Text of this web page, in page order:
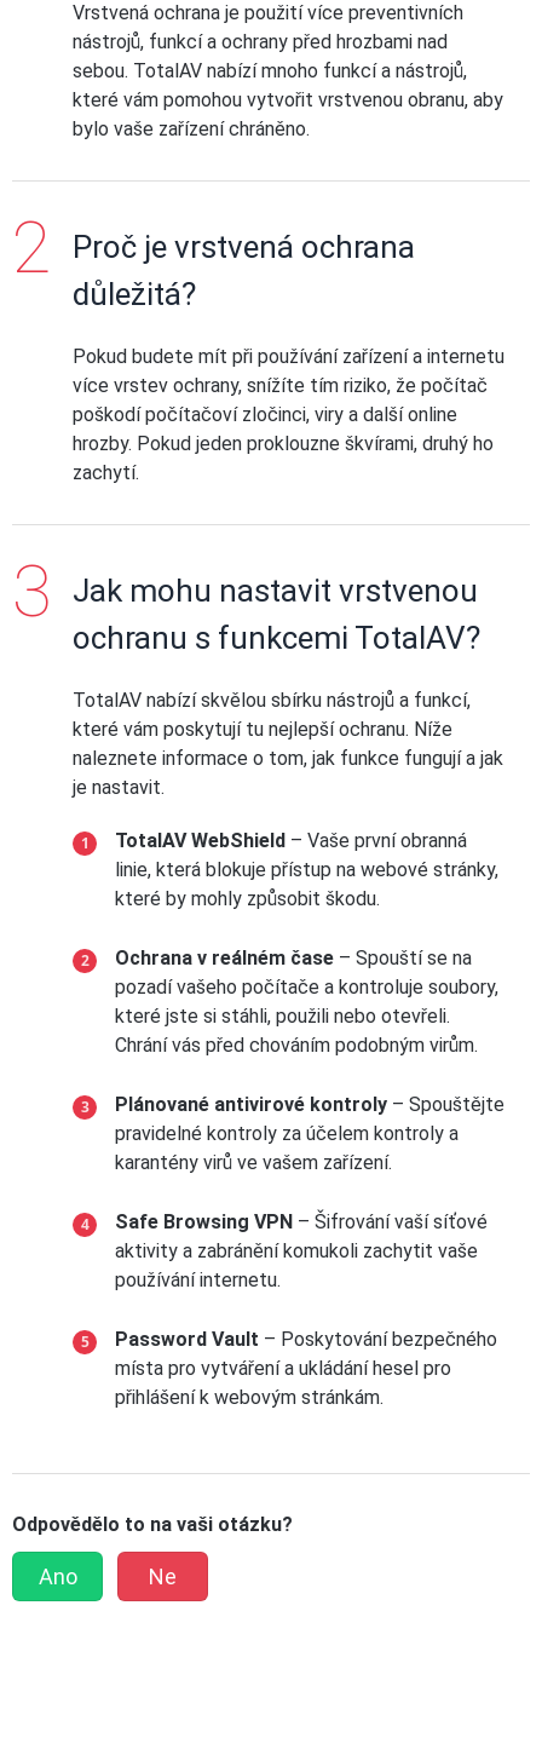
Vrstvená ochrana je použití více preventivních
nástrojů, funkcí a ochrany před hrozbami nad
sebou. TotalAV nabízí mnoho funkcí a nástrojů,
které vám pomohou vytvořit vrstvenou obranu, aby
bylo vaše zařízení chráněno.
Proč je vrstvená ochrana
důležitá?
Pokud budete mít při používání zařízení a internetu
více vrstev ochrany, snížíte tím riziko, že počítač
poškodí počítačoví zločinci, viry a další online
hrozby. Pokud jeden proklouzne škvírami, druhý ho
zachytí.
Jak mohu nastavit vrstvenou
ochranu s funkcemi TotalAV?
TotalAV nabízí skvělou sbírku nástrojů a funkcí,
které vám poskytují tu nejlepší ochranu. Níže
naleznete informace o tom, jak funkce fungují a jak
je nastavit.
TotalAV WebShield – Vaše první obranná
linie, která blokuje přístup na webové stránky,
které by mohly způsobit škodu.
Ochrana v reálném čase – Spouští se na
pozadí vašeho počítače a kontroluje soubory,
které jste si stáhli, použili nebo otevřeli.
Chrání vás před chováním podobným virům.
Plánované antivirové kontroly – Spouštějte
pravidelné kontroly za účelem kontroly a
karantény virů ve vašem zařízení.
Safe Browsing VPN – Šifrování vaší síťové
aktivity a zabránění komukoli zachytit vaše
používání internetu.
Password Vault – Poskytování bezpečného
místa pro vytváření a ukládání hesel pro
přihlášení k webovým stránkám.
Odpovědělo to na vaši otázku?
Ano Ne